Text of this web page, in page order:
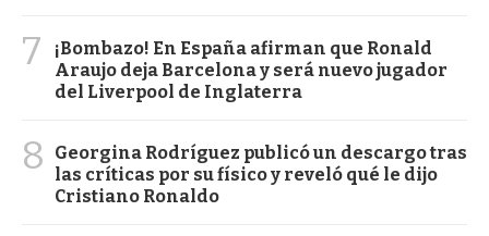
7
¡Bombazo! En España afirman que Ronald
Araujo deja Barcelona y será nuevo jugador
del Liverpool de Inglaterra
8
Georgina Rodríguez publicó un descargo tras
las críticas por su físico y reveló qué le dijo
Cristiano Ronaldo